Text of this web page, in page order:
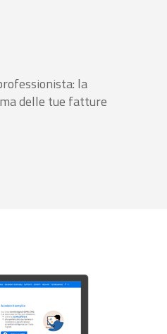
la
delle tue fatture